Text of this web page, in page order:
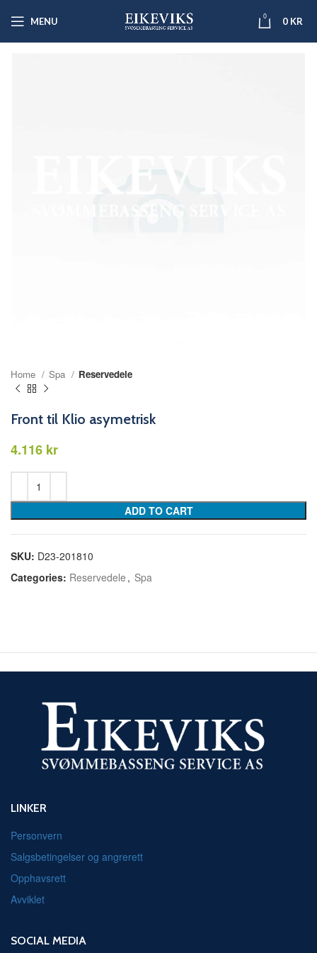
MENU 0 0 KR
Home Spa Reservedele
Front til Klio asymetrisk
kr
ADD TO CART
SKU: D23-201810
Categories: Reservedele , Spa
LINKER
Personvern
Salgsbetingelser og angrerett
Opphavsrett
Avviklet
SOCIAL MEDIA